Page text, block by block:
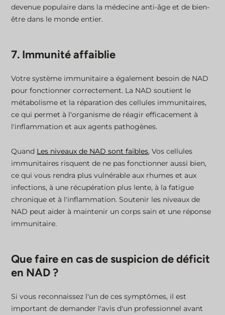
devenue populaire dans la médecine anti-âge et de bien-
être dans le monde entier.
7. Immunité affaiblie
Votre système immunitaire a également besoin de NAD
pour fonctionner correctement. La NAD soutient le
métabolisme et la réparation des cellules immunitaires,
ce qui permet à l'organisme de réagir efficacement à
l'inflammation et aux agents pathogènes.
Quand Les niveaux de NAD sont faibles, Vos cellules
immunitaires risquent de ne pas fonctionner aussi bien,
ce qui vous rendra plus vulnérable aux rhumes et aux
infections, à une récupération plus lente, à la fatigue
chronique et à l'inflammation. Soutenir les niveaux de
NAD peut aider à maintenir un corps sain et une réponse
immunitaire.
Que faire en cas de suspicion de déficit
en NAD ?
Si vous reconnaissez l'un de ces symptômes, il est
important de demander l'avis d'un professionnel avant